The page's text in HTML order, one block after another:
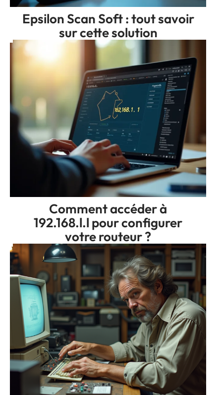
Epsilon Scan Soft : tout savoir
sur cette solution
Comment accéder à
192.168.l.l pour configurer
votre routeur ?